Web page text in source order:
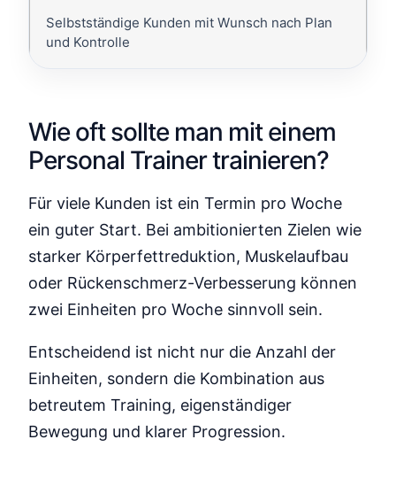
Selbstständige Kunden mit Wunsch nach Plan
und Kontrolle
Wie oft sollte man mit einem
Personal Trainer trainieren?
Für viele Kunden ist ein Termin pro Woche
ein guter Start. Bei ambitionierten Zielen wie
starker Körperfettreduktion, Muskelaufbau
oder Rückenschmerz-Verbesserung können
zwei Einheiten pro Woche sinnvoll sein.
Entscheidend ist nicht nur die Anzahl der
Einheiten, sondern die Kombination aus
betreutem Training, eigenständiger
Bewegung und klarer Progression.